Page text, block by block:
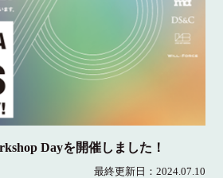
Dayを開催しました！
最終更新日： 2024.07.10